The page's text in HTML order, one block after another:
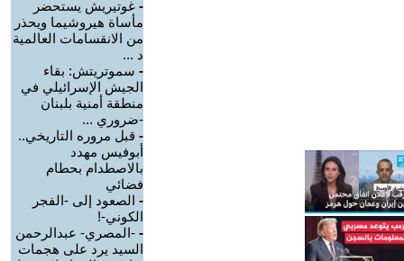
- غوتيريش يستحضر
مأساة هيروشيما ويحذر
من الانقسامات العالمية
د ...
- سموتريتش: بقاء
الجيش الإسرائيلي في
منطقة أمنية بلبنان
-ضروري ...
- قبل مروره التاريخي..
أبوفيس مهدد
بالاصطدام بحطام
فضائي
- الصعود إلى -الفجر
الكوني-!
- -المصري- عبدالرحمن
السيد يرد على هجمات